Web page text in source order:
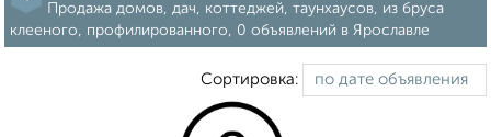
Продажа домов, дач, коттеджей, таунхаусов, из бруса
клееного, профилированного, 0 объявлений в Ярославле
Сортировка: